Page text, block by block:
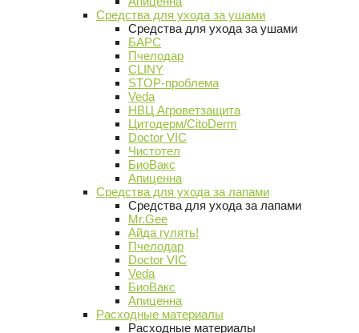
Средства для ухода за ушами
Средства для ухода за ушами
БАРС
Пчелодар
CLINY
STOP-проблема
Veda
НВЦ Агроветзащита
Цитодерм/CitoDerm
Doctor VIC
Чистотел
БиоВакс
Апиценна
Средства для ухода за лапами
Средства для ухода за лапами
Mr.Gee
Айда гулять!
Пчелодар
Doctor VIC
Veda
БиоВакс
Апиценна
Расходные материалы
Расходные материалы